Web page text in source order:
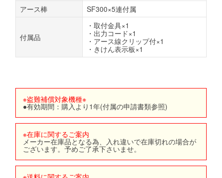
アース棒
SF300×5連付属
付属品
・取付金具×1
・出力コード×1
・アース線クリップ付×1
・きけん表示板×1
※盗難補償対象機種※
●有効期間：購入より1年(付属の申請書類参照)
※在庫に関するご案内
メーカー在庫品となる為、入れ違いで在庫切れの場合が
ございます。予めご了承下さいませ。